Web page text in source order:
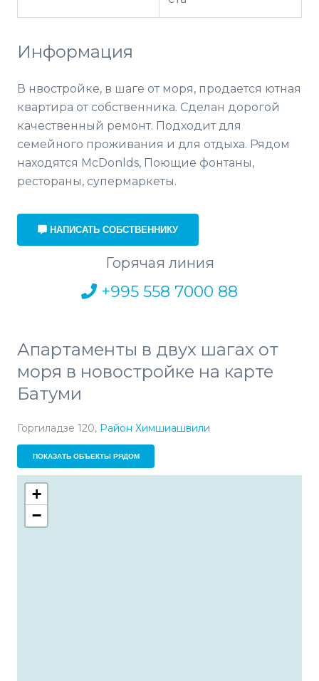
Информация
В нвостройке, в шаге от моря, продается ютная
квартира от собственника. Сделан дорогой
качественный ремонт. Подходит для
семейного проживания и для отдыха. Рядом
находятся McDonlds, Поющие фонтаны,
рестораны, супермаркеты.
НАПИСАТЬ СОБСТВЕННИКУ
Горячая линия
+995 558 7000 88
Апартаменты в двух шагах от
моря в новостройке на карте
Батуми
Горгиладзе 120, Район Химшиашвили
ПОКАЗАТЬ ОБЪЕКТЫ РЯДОМ
+
−